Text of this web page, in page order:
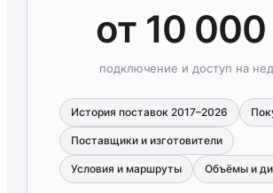
от 10
подключение и доступ на
История поставок 2017–2026
Поставщики и изготовители
Условия и маршруты Объёмы и